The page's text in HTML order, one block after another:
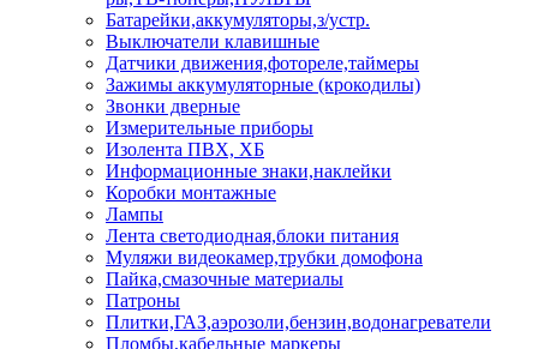
Батарейки,аккумуляторы,з/устр.
Выключатели клавишные
Датчики движения,фотореле,таймеры
Зажимы аккумуляторные (крокодилы)
Звонки дверные
Измерительные приборы
Изолента ПВХ, ХБ
Информационные знаки,наклейки
Коробки монтажные
Лампы
Лента светодиодная,блоки питания
Муляжи видеокамер,трубки домофона
Пайка,смазочные материалы
Патроны
Плитки,ГАЗ,аэрозоли,бензин,водонагреватели
Пломбы,кабельные маркеры